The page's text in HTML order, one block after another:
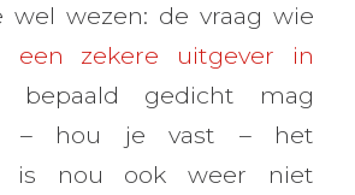
wel wezen: de vraag wie
een zekere uitgever in
bepaald gedicht mag
– hou je vast – het
is nou ook weer niet